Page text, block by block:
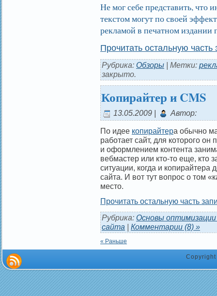
Не мог себе представить, что
текстом могут по своей
рекламой в печатном
Прочитать остальную часть
Рубрика: Обзоры | Метки:
закрыто.
Копирайтер и CMS
13.05.2009 | Автор:
По идее копирайтера обычно
работает сайт, для которого
и оформлением контента
вебмастер или кто-то еще, кто
ситуации, когда и копирайтера
сайта. И вот тут вопрос о том
место.
Прочитать остальную часть
Рубрика: Основы
сайта | Комментарии (8) »
« Раньше